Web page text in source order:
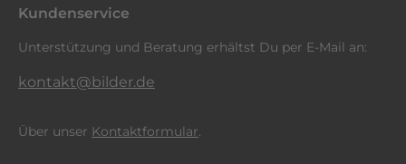
Kundenservice
Unterstützung und Beratung erhältst Du per E-Mail an:
kontakt@bilder.de
Über unser Kontaktformular.